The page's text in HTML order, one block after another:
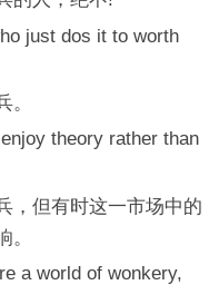
just dos it to worth
theory rather than
但有时这一市场中的
a world of wonkery,